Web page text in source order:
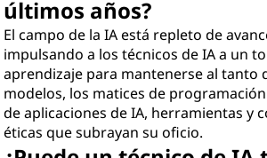
últimos años?
El campo de la IA está repleto de
impulsando a los técnicos de IA a un
aprendizaje para mantenerse al tanto
modelos, los matices de
de aplicaciones de IA, herramientas y
éticas que subrayan su oficio.